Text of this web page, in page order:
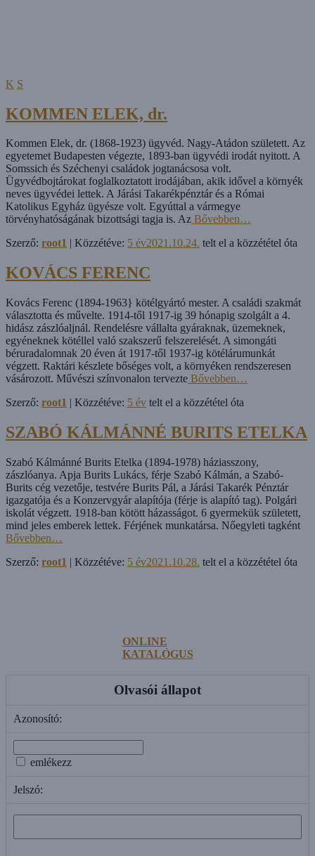
K S
KOMMEN ELEK, dr.
Kommen Elek, dr. (1868-1923) ügyvéd. Nagy-Atádon született. Az
egyetemet Budapesten végezte, 1893-ban ügyvédi irodát nyitott. A
Somssich és Széchenyi családok jogtanácsosa volt.
Ügyvédbojtárokat foglalkoztatott irodájában, akik idővel a környék
neves ügyvédei lettek. A Járási Takarékpénztár és a Római
Katolikus Egyház ügyésze volt. Egyúttal a vármegye
törvényhatóságának bizottsági tagja is. Az Bővebben…
Szerző: root1 | Közzétéve: 5 év2021.10.24. telt el a közzététel óta
KOVÁCS FERENC
Kovács Ferenc (1894-1963} kötélgyártó mester. A családi szakmát
választotta és művelte. 1914-től 1917-­ig 39 hónapig szolgált a 4.
hidász zászlóaljnál. Rendelésre vállalta gyáraknak, üzemeknek,
egyéneknek kötéllel való szakszerű felszerelését. A simongáti
béruradalomnak 20 éven át 1917-től 1937-ig kötélárumunkát
végzett. Raktári készlete bőséges volt, a környéken rendszeresen
vásározott. Művészi színvonalon tervezte Bővebben…
Szerző: root1 | Közzétéve: 5 év telt el a közzététel óta
SZABÓ KÁLMÁNNÉ BURITS ETELKA
Szabó Kálmánné Burits Etelka (1894-1978) háziasszony,
zászlóanya. Apja Burits Lukács, férje Szabó Kálmán, a Szabó-
Burits cég vezetője, testvére Burits Pál, a Járási Takarék Pénztár
igazgatója és a Konzervgyár alapítója (férje is alapító tag). Polgári
iskolát végzett. 1918-ban kötött házasságot. 6 gyermekük született,
mind jeles emberek lettek. Férjének munkatársa. Nőegyleti tagként
Bővebben…
Szerző: root1 | Közzétéve: 5 év2021.10.28. telt el a közzététel óta
ONLINE
KATALÓGUS
Olvasói állapot
Azonosító:
emlékezz
Jelszó: